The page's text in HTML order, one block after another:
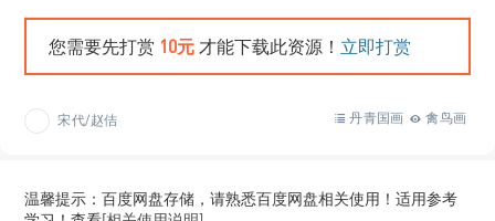
您需要先打赏 10元 才能下载此资源！ 立即打赏
宋代/赵佶 禽鸟画
丹青国画
温馨提示：百度网盘存储，请熟悉百度网盘相关使用！适用参考